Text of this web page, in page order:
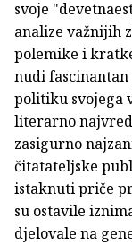
svoje
analize važnijih
polemike i
nudi
politiku svojega
literarno
zasigurno
čitatateljske
istaknuti priče
su ostavile
djelovale na